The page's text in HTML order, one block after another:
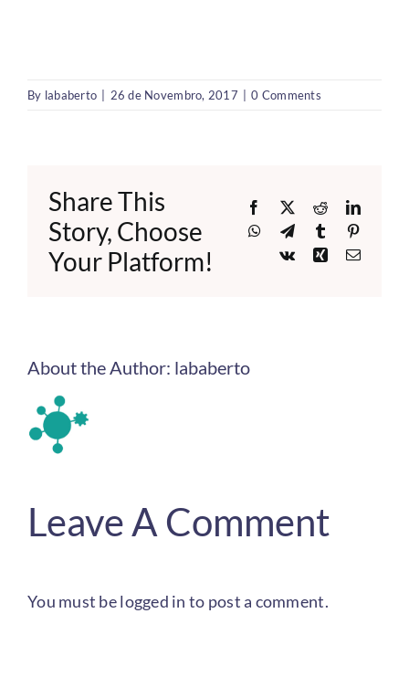
By lababerto 26 de Novembro, 2017 0 Comments
Share This
Story, Choose
Your Platform!
Facebook
X Reddit
WhatsApp
TelegramTumblr
Vk
XingEmail
About the Author: lababerto
Leave A Comment
You must belogged in to post a comment.